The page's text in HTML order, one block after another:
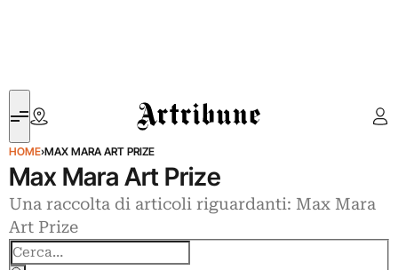
Artribune
HOME›MAX MARA ART PRIZE
Max Mara Art Prize
Una raccolta di articoli riguardanti: Max Mara
Art Prize